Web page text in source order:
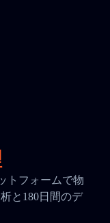
トフォームで物
と180日間のデ